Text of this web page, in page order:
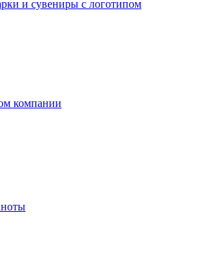
и сувениры с логотипом
компании